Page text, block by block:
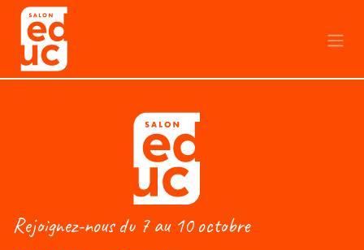
Se rendre au contenu
Rejoignez-nous du 7 au 10 octobre